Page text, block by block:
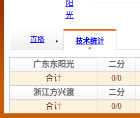
直播 技术统计
广东东阳光 二分
合计
0/0
浙江方兴渡
二分
合计
0/0